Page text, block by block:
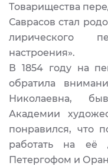
Товарищества
Саврасов стал
лирического
настроения».
В 1854 году на
обратила
Николаевна,
Академии
понравился, что
работать на её
Петергофом и